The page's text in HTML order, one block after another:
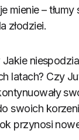
mienie – tłumy
złodziei.
latach? Czy
swoich
przynosi